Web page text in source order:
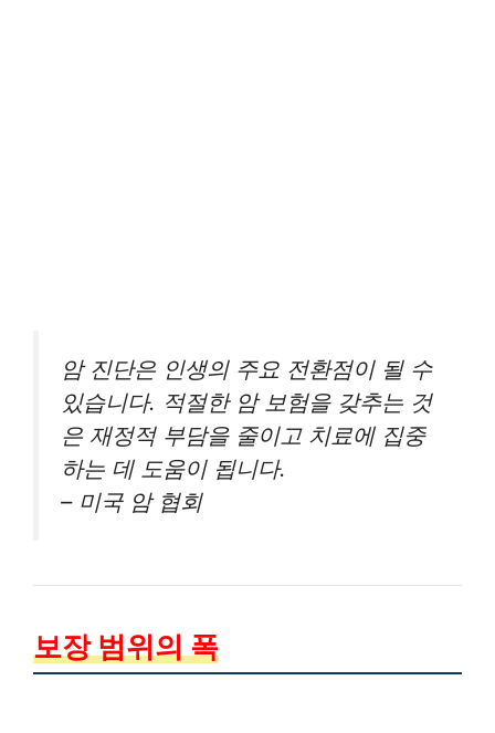
암 진단은 인생의 주요 전환점이 될 수
있습니다. 적절한 암 보험을 갖추는 것
은 재정적 부담을 줄이고 치료에 집중
하는 데 도움이 됩니다.
– 미국 암 협회
보장 범위의 폭